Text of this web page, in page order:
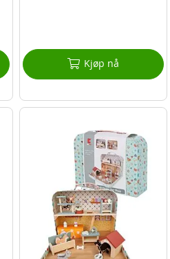
Kjøp nå